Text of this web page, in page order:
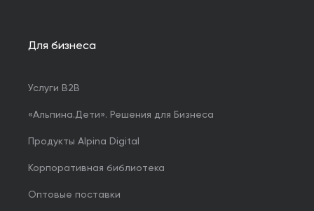
Для бизнеса
Услуги B2B
«Альпина.Дети». Решения для Бизнеса
Продукты Alpina Digital
Корпоративная библиотека
Оптовые поставки